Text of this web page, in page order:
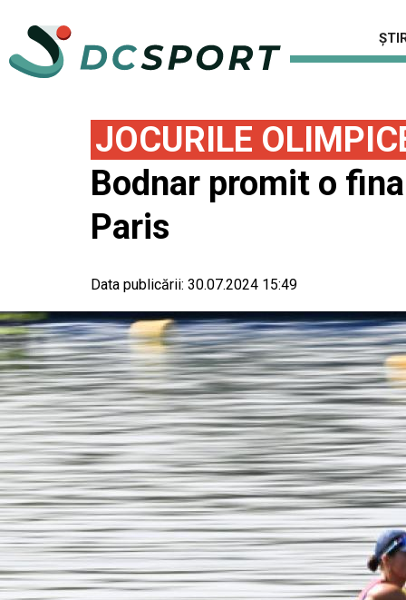
JOCURILE
Bodnar promit o
Paris
Data publicării: 30.07.2024 15:49